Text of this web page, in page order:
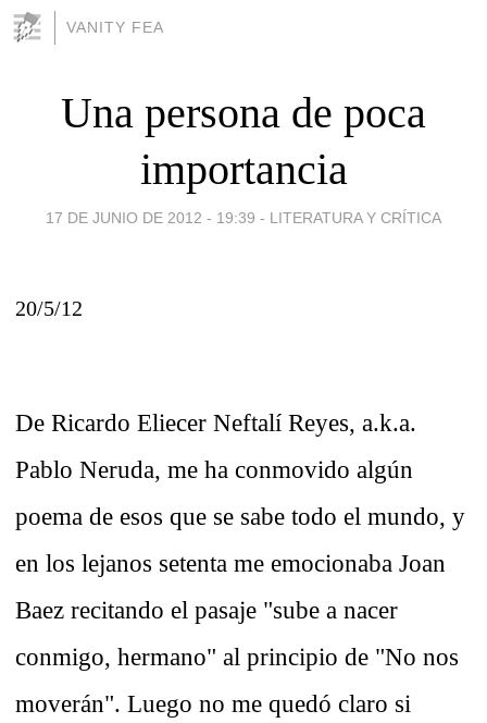
VANITY FEA
Una persona de poca
importancia
17 DE JUNIO DE 2012 - 19:39 - LITERATURA Y CRÍTICA
20/5/12
De Ricardo Eliecer Neftalí Reyes, a.k.a.
Pablo Neruda, me ha conmovido algún
poema de esos que se sabe todo el mundo, y
en los lejanos setenta me emocionaba Joan
Baez recitando el pasaje "sube a nacer
conmigo, hermano" al principio de "No nos
moverán". Luego no me quedó claro si